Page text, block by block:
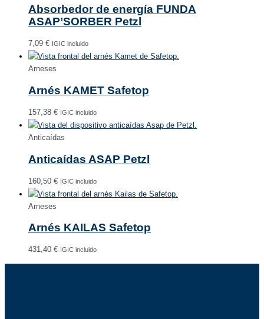
Absorbedor de energía FUNDA
ASAP’SORBER Petzl
7,09 € IGIC incluido
Arneses
Arnés KAMET Safetop
157,38 € IGIC incluido
Anticaídas
Anticaídas ASAP Petzl
160,50 € IGIC incluido
Arneses
Arnés KAILAS Safetop
431,40 € IGIC incluido